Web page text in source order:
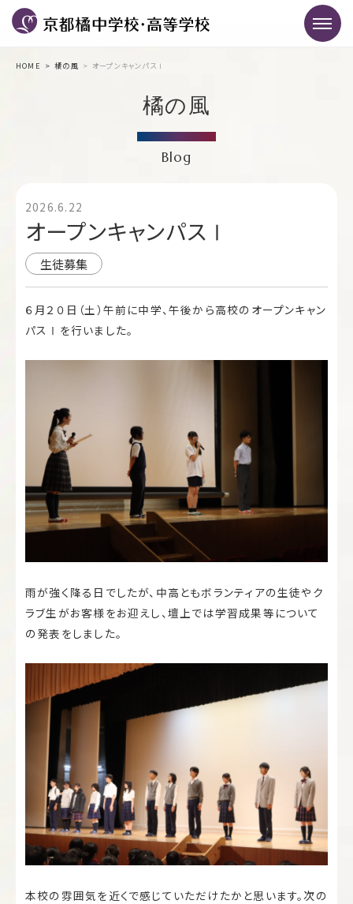
HOME 橘の風 オープンキャンパスⅠ
橘の風
Blog
2026.6.22
オープンキャンパスⅠ
生徒募集
６月２０日（土）午前に中学、午後から高校のオープンキャン
パスⅠを行いました。
雨が強く降る日でしたが、中高ともボランティアの生徒やク
ラブ生がお客様をお迎えし、壇上では学習成果等について
の発表をしました。
本校の雰囲気を近くで感じていただけたかと思います。次の